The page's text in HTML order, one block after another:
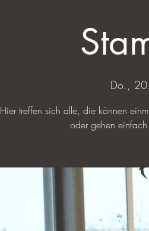
Do.,
Hier treffen sich alle, die können
oder gehen einfach